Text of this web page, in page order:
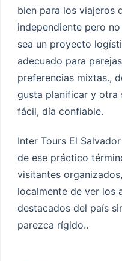
bien para los viajeros
independiente pero
sea un proyecto
adecuado para
preferencias mixtas.,
gusta planificar y otra
fácil, día confiable.
Inter Tours El
de ese práctico
visitantes
localmente de ver los
destacados del país
parezca rígido..